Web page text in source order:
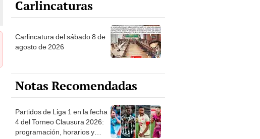
agosto de 2026
Notas Recomendadas
Partidos de Liga 1 en la fecha
4 del Torneo Clausura 2026:
programación, horarios y